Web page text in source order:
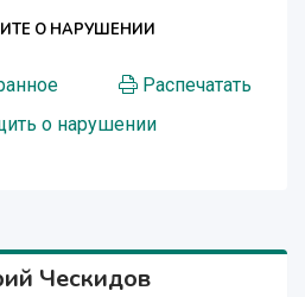
О НАРУШЕНИИ
Распечатать
о нарушении
Ческидов